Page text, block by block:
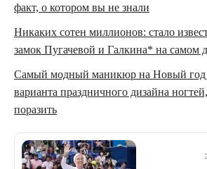
факт, о котором вы не знали
Никаких сотен миллионов: стало
замок Пугачевой и Галкина* на самом
Самый модный маникюр на Новый год
варианта праздничного дизайна
поразить